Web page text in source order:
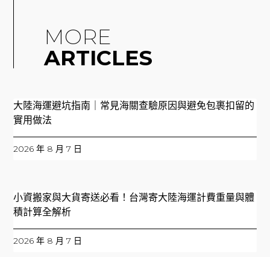
MORE
ARTICLES
大陸海運避坑指南｜常見海關查驗原因與避免包裹扣留的
實用做法
2026 年 8 月 7 日
小資搬家與大貨寄送必看！台灣寄大陸海運計費重量與體
積計算全解析
2026 年 8 月 7 日